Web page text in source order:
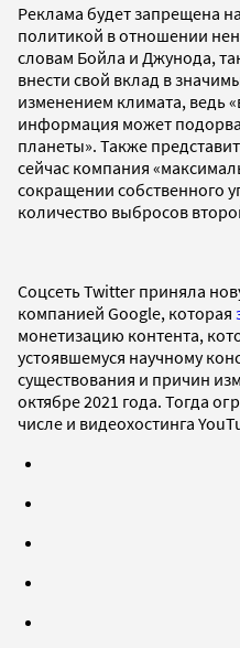
Реклама будет запрещена
политикой в отношении
словам Бойла и Джунода,
внести свой вклад в
изменением климата, ведь
информация может
планеты». Также
сейчас компания
сокращении собственного
количество выбросов
Соцсеть Twitter приняла
компанией Google, которая
монетизацию контента,
устоявшемуся научному
существования и причин
октябре 2021 года. Тогда
числе и видеохостинга